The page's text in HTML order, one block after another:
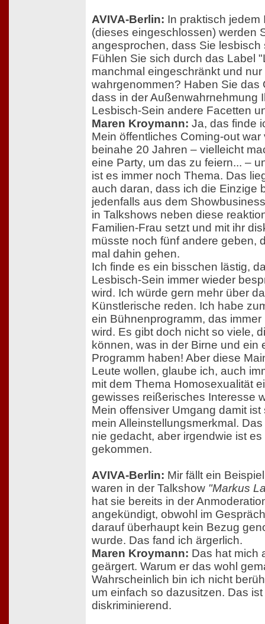
AVIVA-Berlin: In praktisch jedem
(dieses eingeschlossen) werden
angesprochen, dass Sie lesbisch
Fühlen Sie sich durch das Label
manchmal eingeschränkt und nur
wahrgenommen? Haben Sie das
dass in der Außenwahrnehmung
Lesbisch-Sein andere Facetten
Maren Kroymann: Ja, das finde
Mein öffentliches Coming-out war
beinahe 20 Jahren – vielleicht
eine Party, um das zu feiern... –
ist es immer noch Thema. Das
auch daran, dass ich die Einzige
jedenfalls aus dem
in Talkshows neben diese
Familien-Frau setzt und mit ihr
müsste noch fünf andere geben,
mal dahin gehen.
Ich finde es ein bisschen lästig,
Lesbisch-Sein immer wieder
wird. Ich würde gern mehr über
Künstlerische reden. Ich habe
ein Bühnenprogramm, das immer
wird. Es gibt doch nicht so viele,
können, was in der Birne und ein
Programm haben! Aber diese
Leute wollen, glaube ich, auch
mit dem Thema Homosexualität
gewisses reißerisches Interesse
Mein offensiver Umgang damit
mein Alleinstellungsmerkmal.
nie gedacht, aber irgendwie ist es
gekommen.
AVIVA-Berlin: Mir fällt ein
waren in der Talkshow "Markus
hat sie bereits in der
angekündigt, obwohl im
darauf überhaupt kein Bezug
wurde. Das fand ich ärgerlich.
Maren Kroymann: Das hat mich
geärgert. Warum er das wohl
Wahrscheinlich bin ich nicht
um einfach so dazusitzen. Das
diskriminierend.